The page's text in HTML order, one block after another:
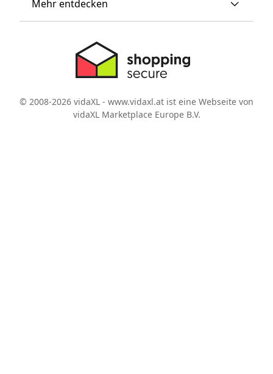
Mehr entdecken
© 2008-2026 vidaXL - www.vidaxl.at ist eine Webseite von
vidaXL Marketplace Europe B.V.